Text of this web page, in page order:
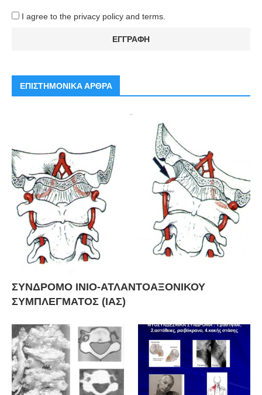
I agree to the privacy policy and terms.
ΕΠΙΣΤΗΜΟΝΙΚΑ ΑΡΘΡΑ
ΣΥΝΔΡΟΜΟ ΙΝΙΟ-ΑΤΛΑΝΤΟΑΞΟΝΙΚΟΥ
ΣΥΜΠΛΕΓΜΑΤΟΣ (ΙΑΣ)